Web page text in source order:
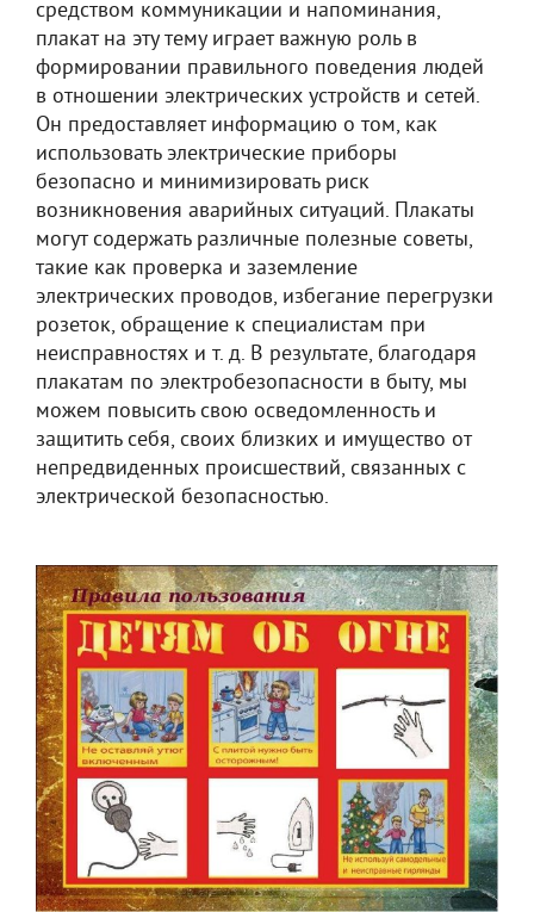
средством коммуникации и напоминания,
плакат на эту тему играет важную роль в
формировании правильного поведения людей
в отношении электрических устройств и сетей.
Он предоставляет информацию о том, как
использовать электрические приборы
безопасно и минимизировать риск
возникновения аварийных ситуаций. Плакаты
могут содержать различные полезные советы,
такие как проверка и заземление
электрических проводов, избегание перегрузки
розеток, обращение к специалистам при
неисправностях и т. д. В результате, благодаря
плакатам по электробезопасности в быту, мы
можем повысить свою осведомленность и
защитить себя, своих близких и имущество от
непредвиденных происшествий, связанных с
электрической безопасностью.